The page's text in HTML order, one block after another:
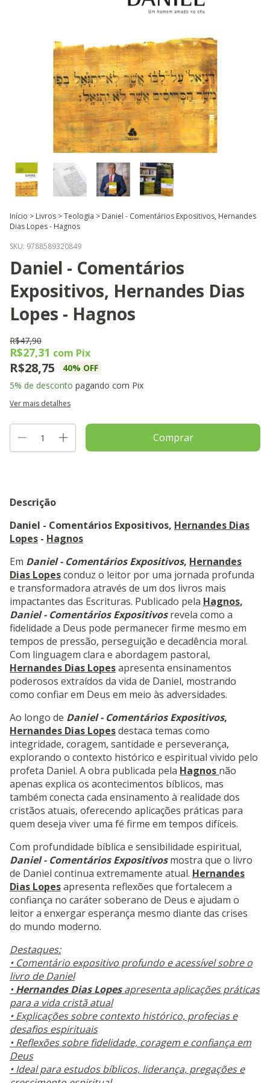
Início > Livros >Teologia > Daniel - Comentários Expositivos, Hernandes
Dias Lopes - Hagnos
SKU: 9788589320849
Daniel - Comentários
Expositivos, Hernandes Dias
Lopes - Hagnos
R$47,90
R$28,75 40% OFF
R$27,31 com Pix
5% de desconto pagando com Pix
Ver mais detalhes
Descrição
Daniel - Comentários Expositivos, Hernandes Dias
Lopes - Hagnos
Em Daniel - Comentários Expositivos, Hernandes
Dias Lopesconduz o leitor por uma jornada profunda
e transformadora através de um dos livros mais
impactantes das Escrituras. Publicado pela Hagnos,
Daniel - Comentários Expositivosrevela como a
fidelidade a Deus pode permanecer firme mesmo em
tempos de pressão, perseguição e decadência moral.
Com linguagem clara e abordagem pastoral,
Hernandes Dias Lopesapresenta ensinamentos
poderosos extraídos da vida de Daniel, mostrando
como confiar em Deus em meio às adversidades.
Ao longo de Daniel - Comentários Expositivos,
Hernandes Dias Lopesdestaca temas como
integridade, coragem, santidade e perseverança,
explorando o contexto histórico e espiritual vivido pelo
profeta Daniel. A obra publicada pela Hagnos não
apenas explica os acontecimentos bíblicos, mas
também conecta cada ensinamento à realidade dos
cristãos atuais, oferecendo aplicações práticas para
quem deseja viver uma fé firme em tempos difíceis.
Com profundidade bíblica e sensibilidade espiritual,
Daniel - Comentários Expositivosmostra que o livro
de Daniel continua extremamente atual. Hernandes
Dias Lopesapresenta reflexões que fortalecem a
confiança no caráter soberano de Deus e ajudam o
leitor a enxergar esperança mesmo diante das crises
do mundo moderno.
Destaques:
• Comentário expositivo profundo e acessível sobre o
livro de Daniel
•Hernandes Dias Lopesapresenta aplicações práticas
para a vida cristã atual
• Explicações sobre contexto histórico, profecias e
desafios espirituais
• Reflexões sobre fidelidade, coragem e confiança em
Deus
• Ideal para estudos bíblicos, liderança, pregações e